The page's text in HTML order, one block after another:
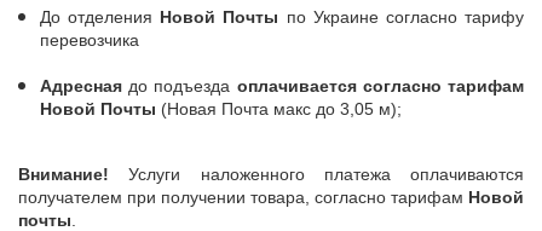
До отделения Новой Почты по Украине согласно тарифу
перевозчика
Адресная до подъезда оплачивается согласно тарифам
Новой Почты (Новая Почта макс до 3,05 м);
Внимание!Услуги наложенного платежа оплачиваются
получателем при получении товара, согласно тарифам Новой
почты